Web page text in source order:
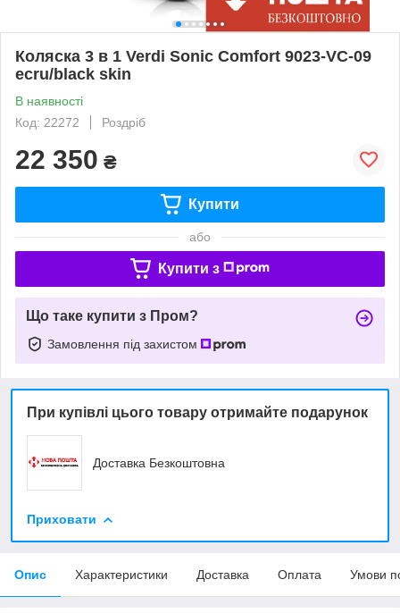
Коляска 3 в 1 Verdi Sonic Comfort 9023-VC-09
ecru/black skin
В наявності
Код: 22272
Роздріб
22 350 ₴
Купити
або
Купити з
Що таке купити з Пром?
Замовлення під захистом
При купівлі цього товару отримайте подарунок
Доставка Безкоштовна
Приховати
Опис Характеристики Доставка Оплата Умови